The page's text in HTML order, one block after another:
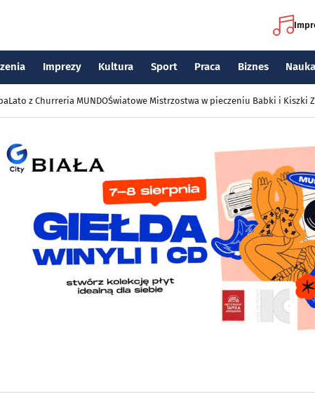
Imprezy Kultura Sport Praca Biznes Nauka
Lato z Churreria MUNDOŚwiatowe Mistrzostwa w pieczeniu Babki i Kiszki